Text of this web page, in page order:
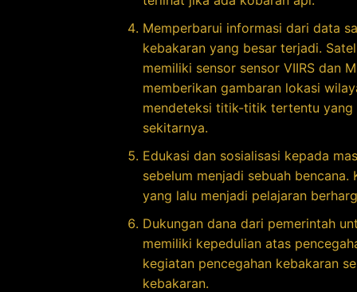
Memperbarui informasi dari data
kebakaran yang besar terjadi.
memiliki sensor sensor VIIRS dan
memberikan gambaran lokasi
mendeteksi titik-titik tertentu yang
sekitarnya.
Edukasi dan sosialisasi kepada
sebelum menjadi sebuah
yang lalu menjadi pelajaran
Dukungan dana dari pemerintah
memiliki kepedulian atas
kegiatan pencegahan kebakaran
kebakaran.